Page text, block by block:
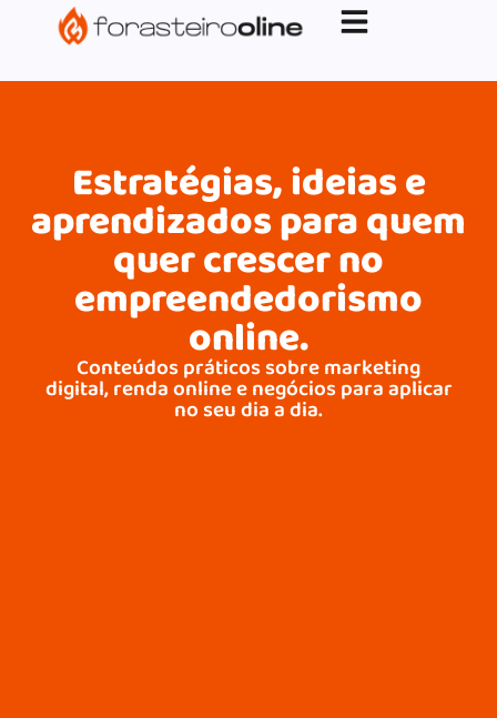
G-XVBZZCFH00pub-5970489886047746AW-
17954400846.
Estratégias, ideias e
aprendizados para quem
quer crescer no
empreendedorismo
online.
Conteúdos práticos sobre marketing
digital, renda online e negócios para aplicar
no seu dia a dia.